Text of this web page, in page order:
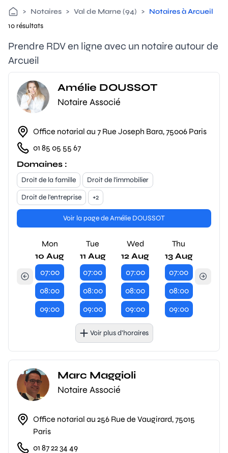
> Notaires > Val de Marne (94) > Notaires à Arcueil
10 résultats
Prendre RDV en ligne avec un notaire autour de
Arcueil
Amélie DOUSSOT
Notaire Associé
Office notarial au 7 Rue Joseph Bara, 75006 Paris
01 85 05 55 67
Domaines :
Droit de la famille
Droit de l'immobilier
Droit de l'entreprise
+2
Voir la page de Amélie DOUSSOT
Mon
10 Aug
07:00
08:00
09:00
Tue
11 Aug
07:00
08:00
09:00
Wed
12 Aug
07:00
08:00
09:00
Thu
13 Aug
07:00
08:00
09:00
Voir plus d’horaires
Marc Maggioli
Notaire Associé
Office notarial au 256 Rue de Vaugirard, 75015
Paris
01 87 22 34 49